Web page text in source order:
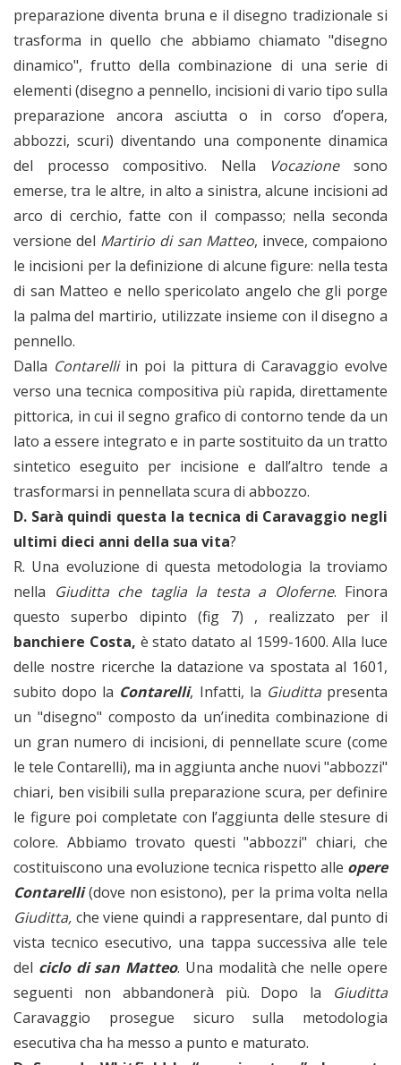
preparazione diventa bruna e il disegno tradizionale si
trasforma in quello che abbiamo chiamato "disegno
dinamico", frutto della combinazione di una serie di
elementi (disegno a pennello, incisioni di vario tipo sulla
preparazione ancora asciutta o in corso d’opera,
abbozzi, scuri) diventando una componente dinamica
del processo compositivo. Nella
Vocazionesono
emerse, tra le altre, in alto a sinistra, alcune incisioni ad
arco di cerchio, fatte con il compasso; nella seconda
versione del Martirio di san Matteo, invece, compaiono
le incisioni per la definizione di alcune figure: nella testa
di san Matteo e nello spericolato angelo che gli porge
la palma del martirio, utilizzate insieme con il disegno a
pennello.
Dalla Contarelliin poi la pittura di Caravaggio evolve
verso una tecnica compositiva più rapida, direttamente
pittorica, in cui il segno grafico di contorno tende da un
lato a essere integrato e in parte sostituito da un tratto
sintetico eseguito per incisione e dall’altro tende a
trasformarsi in pennellata scura di abbozzo.
D. Sarà quindi questa la tecnica di Caravaggio negli
ultimi dieci anni della sua vita?
R. Una evoluzione di questa metodologia la troviamo
nella Giuditta che taglia la testa a Oloferne. Finora
questo superbo dipinto (fig 7) , realizzato per il
banchiere Costa, è stato datato al 1599-1600. Alla luce
delle nostre ricerche la datazione va spostata al 1601,
subito dopo la Contarelli, Infatti, la Giuditta presenta
un "disegno" composto da un’inedita combinazione di
un gran numero di incisioni, di pennellate scure (come
le tele Contarelli), ma in aggiunta anche nuovi "abbozzi"
chiari, ben visibili sulla preparazione scura, per definire
le figure poi completate con l’aggiunta delle stesure di
colore. Abbiamo trovato questi "abbozzi" chiari, che
costituiscono una evoluzione tecnica rispetto alle opere
Contarelli(dove non esistono), per la prima volta nella
Giuditta, che viene quindi a rappresentare, dal punto di
vista tecnico esecutivo, una tappa successiva alle tele
del ciclo di san Matteo. Una modalità che nelle opere
seguenti non abbandonerà più. Dopo la Giuditta
Caravaggio prosegue sicuro sulla metodologia
esecutiva cha ha messo a punto e maturato.